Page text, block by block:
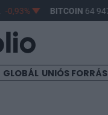
-0,93% BITCOIN64
GLOBÁL UNIÓS